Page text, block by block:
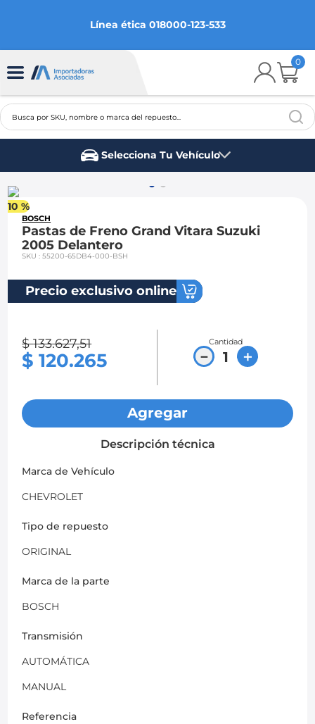
Línea ética 018000-123-533
0
Busca por SKU, nombre o marca del repuesto...
Selecciona Tu Vehículo
10 %
BOSCH
Pastas de Freno Grand Vitara Suzuki
2005 Delantero
SKU:55200-65DB4-000-BSH
Precio exclusivo online
$ 133.627,51
$ 120.265
Cantidad
＋
－
Agregar
Descripción técnica
Marca de Vehículo
CHEVROLET
Tipo de repuesto
ORIGINAL
Marca de la parte
BOSCH
Transmisión
AUTOMÁTICA
MANUAL
Referencia
2
3.
spark gt
ford fiesta
mazda 3
chevrolet spark gt
mazda 2